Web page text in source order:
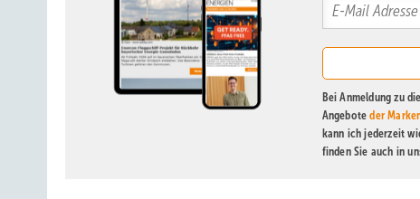
Bei Anmeldung zu
Angeboteder
kann ich jederzeit
finden Sie auch in